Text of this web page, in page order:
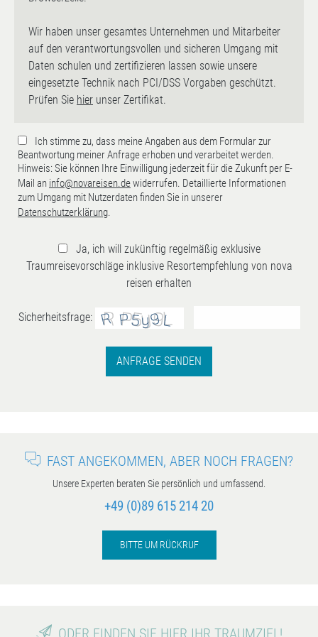
Wir haben unser gesamtes Unternehmen und Mitarbeiter
auf den verantwortungsvollen und sicheren Umgang mit
Daten schulen und zertifizieren lassen sowie unsere
eingesetzte Technik nach PCI/DSS Vorgaben geschützt.
Prüfen Sie hier unser Zertifikat.
Ich stimme zu, dass meine Angaben aus dem Formular zur
Beantwortung meiner Anfrage erhoben und verarbeitet werden.
Hinweis: Sie können Ihre Einwilligung jederzeit für die Zukunft per E-
Mail an info@novareisen.dewiderrufen. Detaillierte Informationen
zum Umgang mit Nutzerdaten finden Sie in unserer
Datenschutzerklärung.
Ja, ich will zukünftig regelmäßig exklusive
Traumreisevorschläge inklusive Resortempfehlung von nova
reisen erhalten
Sicherheitsfrage:
ANFRAGE SENDEN
FAST ANGEKOMMEN, ABER NOCH FRAGEN?
Unsere Experten beraten Sie persönlich und umfassend.
+49 (0)89 615 214 20
BITTE UM RÜCKRUF
ODER FINDEN SIE HIER IHR TRAUMZIEL!